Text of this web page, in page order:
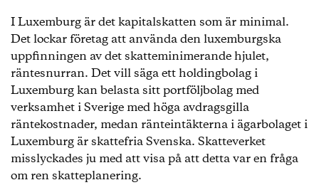
I Luxemburg är det kapitalskatten som är minimal.
Det lockar företag att använda den luxemburgska
uppfinningen av det skatteminimerande hjulet,
räntesnurran. Det vill säga ett holdingbolag i
Luxemburg kan belasta sitt portföljbolag med
verksamhet i Sverige med höga avdragsgilla
räntekostnader, medan ränteintäkterna i ägarbolaget i
Luxemburg är skattefria Svenska. Skatteverket
misslyckades ju med att visa på att detta var en fråga
om ren skatteplanering.